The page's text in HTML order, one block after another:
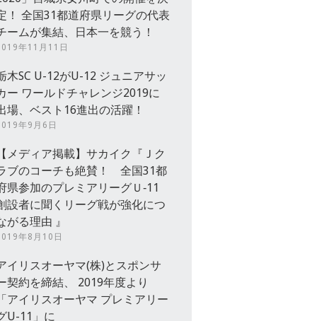
！ 全国31都道府県リーグの代表
ームが集結、日本一を競う！
年11月11日
木SC U-12がU-12 ジュニアサッ
ー ワールドチャレンジ2019に
場、ベスト16進出の活躍！
年9月6日
メディア掲載】サカイク『Ｊク
ブのコーチも絶賛！ 全国31都
県参加のプレミアリーグＵ‐11
設者に聞くリーグ戦が強化につ
がる理由 』
年8月10日
イリスオーヤマ(株)とスポンサ
契約を締結、 2019年度より
アイリスオーヤマ プレミアリー
U-11」に